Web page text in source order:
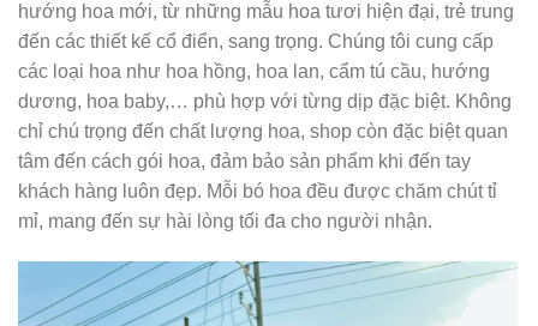
hướng hoa mới, từ những mẫu hoa tươi hiện đại, trẻ trung
đến các thiết kế cổ điển, sang trọng. Chúng tôi cung cấp
các loại hoa như hoa hồng, hoa lan, cẩm tú cầu, hướng
dương, hoa baby,… phù hợp với từng dịp đặc biệt. Không
chỉ chú trọng đến chất lượng hoa, shop còn đặc biệt quan
tâm đến cách gói hoa, đảm bảo sản phẩm khi đến tay
khách hàng luôn đẹp. Mỗi bó hoa đều được chăm chút tỉ
mỉ, mang đến sự hài lòng tối đa cho người nhận.